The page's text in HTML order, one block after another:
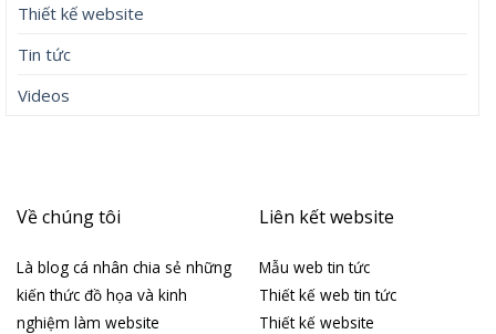
Thiết kế website
Tin tức
Videos
Về chúng tôi
Là blog cá nhân chia sẻ những
kiến thức đồ họa và kinh
nghiệm làm website
Liên kết website
Mẫu web tin tức
Thiết kế web tin tức
Thiết kế website